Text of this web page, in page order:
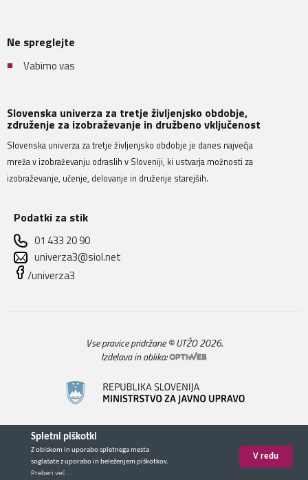
Spletni piškotki
Z obiskom in uporabo spletnega mesta
soglašate z uporabo in beleženjem piškotkov.
Preberi več ...
V redu
Ne spreglejte
Vabimo vas
Slovenska univerza za tretje življenjsko obdobje,
združenje za izobraževanje in družbeno vključenost
Slovenska univerza za tretje življenjsko obdobje je danes največja
mreža v izobraževanju odraslih v Sloveniji, ki ustvarja možnosti za
izobraževanje, učenje, delovanje in druženje starejših.
Podatki za stik
01 433 20 90
univerza3@siol.net
/univerza3
Vse pravice pridržane © UTŽO 2026.
Izdelava in oblika: